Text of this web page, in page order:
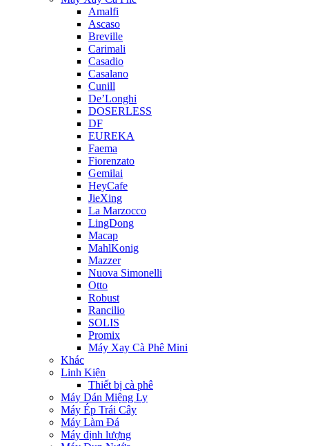
Amalfi
Ascaso
Breville
Carimali
Casadio
Casalano
Cunill
De’Longhi
DOSERLESS
DF
EUREKA
Faema
Fiorenzato
Gemilai
HeyCafe
JieXing
La Marzocco
LingDong
Macap
MahlKonig
Mazzer
Nuova Simonelli
Otto
Robust
Rancilio
SOLIS
Promix
Máy Xay Cà Phê Mini
Khác
Linh Kiện
Thiết bị cà phê
Máy Dán Miệng Ly
Máy Ép Trái Cây
Máy Làm Đá
Máy định lượng